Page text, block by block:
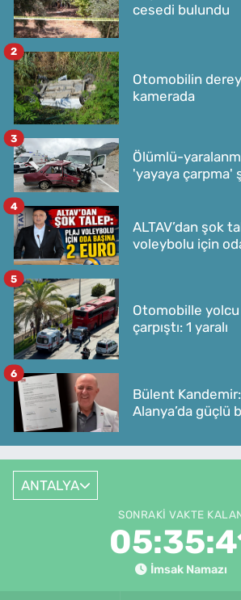
cesedi bulundu
Otomobilin
kamerada
2
Ölümlü-
'yayaya çarpma'
3
ALTAV’dan şok
voleybolu için
4
Otomobille
çarpıştı: 1 yaralı
5
Bülent
Alanya’da güçlü
6
ANTALYA
SONRAKI VAKTE
İmsak Namazı